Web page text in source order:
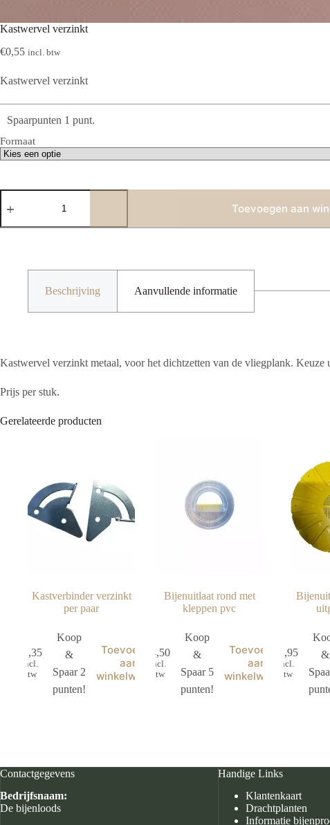
Kastwervel verzinkt
€0,55 incl. btw
Kastwervel verzinkt
Spaarpunten 1 punt.
Formaat
Kastwervel
verzinkt
Toevoegen aan
Beschrijving Aanvullende informatie
Kastwervel verzinkt metaal, voor het dichtzetten van de vliegplank. Keuze
Prijs per stuk.
Gerelateerde producten
Kastverbinder verzinkt
per paar
2,35
incl.
btw
Koop
&
Spaar 2
punten!
Toevoegen
aan
winkelwagen
Bijenuitlaat rond met
kleppen pvc
4,50
incl.
btw
Koop
&
Spaar 5
punten!
Toevoegen
aan
winkelwagen
2,95
incl.
btw
&
Contactgegevens
Bedrijfsnaam:
De bijenloods
Handige Links
Klantenkaart
Drachtplanten
Informatie